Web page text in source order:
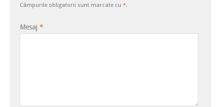
Câmpurile obligatorii sunt marcate cu *.
Mesaj *